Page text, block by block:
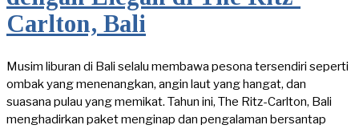
Carlton, Bali
Musim liburan di Bali selalu membawa pesona tersendiri seperti
ombak yang menenangkan, angin laut yang hangat, dan
suasana pulau yang memikat. Tahun ini, The Ritz-Carlton, Bali
menghadirkan paket menginap dan pengalaman bersantap